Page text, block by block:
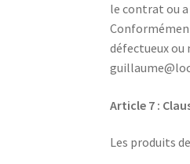
le contrat ou
défectueux ou
Article 7 :
Les produits